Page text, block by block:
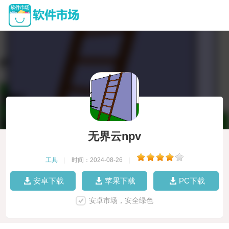
无界云npv
工具 时间：2024-08-26
安卓下载 苹果下载 PC下载
安卓市场，安全绿色